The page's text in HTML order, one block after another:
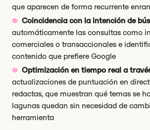
que aparecen de forma recurrente
Coincidencia con la intención de
automáticamente las consultas como
comerciales o transaccionales e
contenido que prefiere Google
Optimización en tiempo real a
actualizaciones de puntuación en
redactas, que muestran qué temas se
lagunas quedan sin necesidad de
herramienta